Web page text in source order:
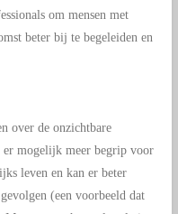
om mensen met
beter bij te begeleiden en
over de onzichtbare
er mogelijk meer begrip voor
leven en kan er beter
(een voorbeeld dat